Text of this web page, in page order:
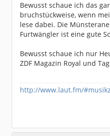
Dabei seit:
04 / 2007
Bewusst schaue ich das
bruchstückweise, wenn
lese dabei. Die
Furtwängler ist eine gute
Bewusst schaue ich nur
ZDF Magazin Royal und
http://www.laut.fm/